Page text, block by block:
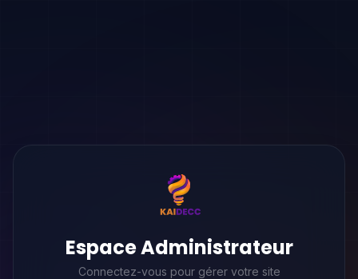
Espace Administrateur
Connectez-vous pour gérer votre site